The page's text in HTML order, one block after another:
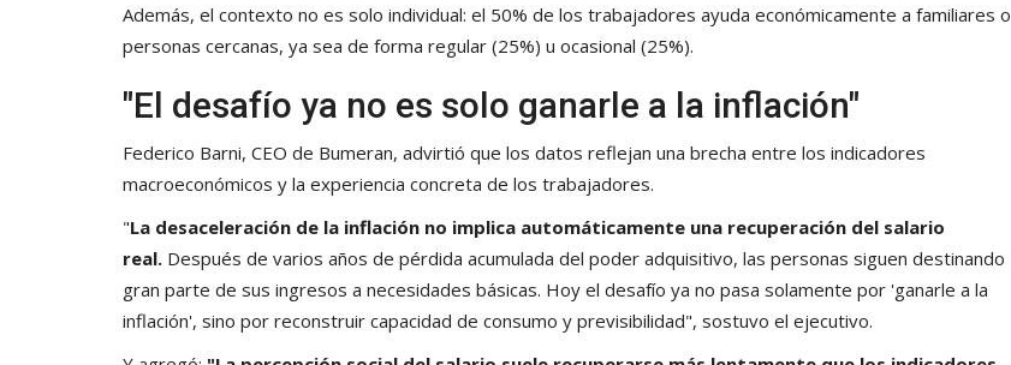
Además, el contexto no es solo individual: el 50% de los trabajadores ayuda económicamente a familiares o
personas cercanas, ya sea de forma regular (25%) u ocasional (25%).
"El desafío ya no es solo ganarle a la inflación"
Federico Barni, CEO de Bumeran, advirtió que los datos reflejan una brecha entre los indicadores
macroeconómicos y la experiencia concreta de los trabajadores.
"La desaceleración de la inflación no implica automáticamente una recuperación del salario
real. Después de varios años de pérdida acumulada del poder adquisitivo, las personas siguen destinando
gran parte de sus ingresos a necesidades básicas. Hoy el desafío ya no pasa solamente por 'ganarle a la
inflación', sino por reconstruir capacidad de consumo y previsibilidad", sostuvo el ejecutivo.